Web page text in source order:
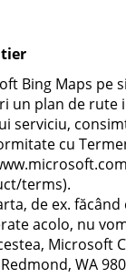
Bing Maps pe
un plan de rute
serviciu,
cu
terms).
de ex.
acolo, nu
Microsoft
WA